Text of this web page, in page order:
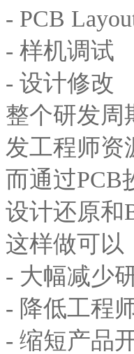
- PCB
- 样机调试
- 设计修改
整个研发周
发工程师资
而通过PCB
设计还原和
这样做可以
- 大幅减少
- 降低工程
- 缩短产品